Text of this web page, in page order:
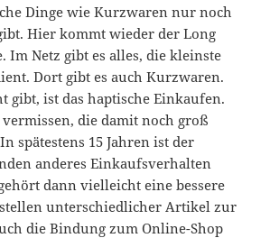
Dinge wie Kurzwaren nur noch
Hier kommt wieder der Long
Im Netz gibt es alles, die kleinste
Dort gibt es auch Kurzwaren.
gibt, ist das haptische Einkaufen.
vermissen, die damit noch groß
spätestens 15 Jahren ist der
anderes Einkaufsverhalten
dann vielleicht eine bessere
unterschiedlicher Artikel zur
die Bindung zum Online-Shop